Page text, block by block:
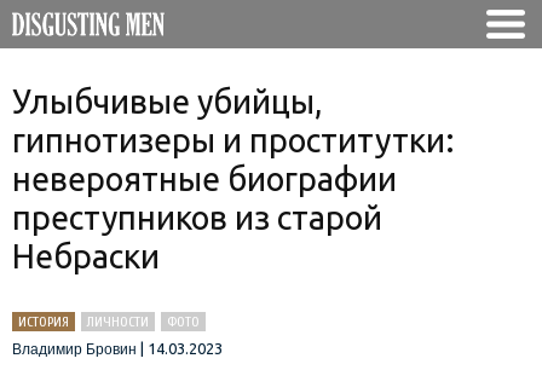
Улыбчивые убийцы,
гипнотизеры и проститутки:
невероятные биографии
преступников из старой
Небраски
ИСТОРИЯ ЛИЧНОСТИ
ФОТО
Владимир Бровин
14.03.2023